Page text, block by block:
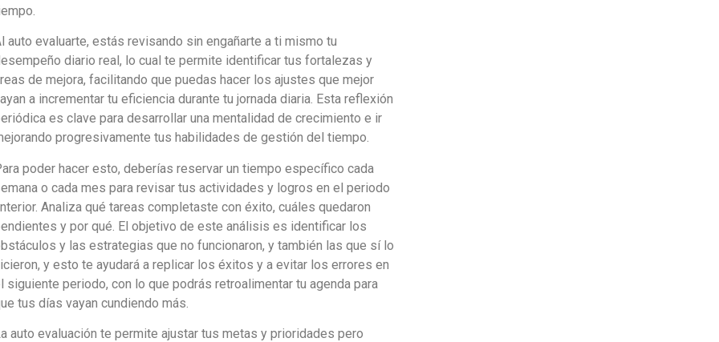
auto evaluarte, estás revisando sin engañarte a ti mismo tu
diario real, lo cual te permite identificar tus fortalezas y
de mejora, facilitando que puedas hacer los ajustes que mejor
a incrementar tu eficiencia durante tu jornada diaria. Esta reflexión
es clave para desarrollar una mentalidad de crecimiento e ir
progresivamente tus habilidades de gestión del tiempo.
poder hacer esto, deberías reservar un tiempo específico cada
o cada mes para revisar tus actividades y logros en el periodo
Analiza qué tareas completaste con éxito, cuáles quedaron
y por qué. El objetivo de este análisis es identificar los
y las estrategias que no funcionaron, y también las que sí lo
y esto te ayudará a replicar los éxitos y a evitar los errores en
siguiente periodo, con lo que podrás retroalimentar tu agenda para
tus días vayan cundiendo más.
auto evaluación te permite ajustar tus metas y prioridades pero